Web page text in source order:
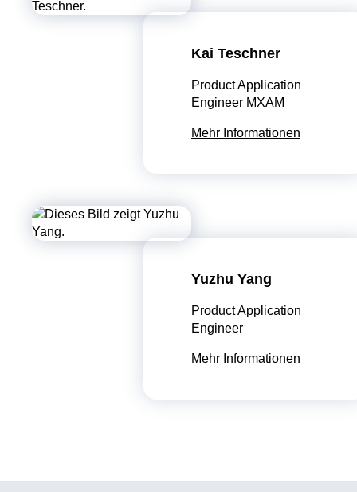
Kai Teschner
Product Application
Engineer MXAM
Mehr Informationen
Yuzhu Yang
Product Application
Engineer
Mehr Informationen